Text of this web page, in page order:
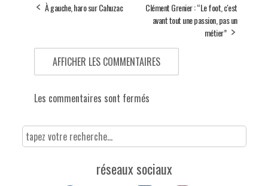
À gauche, haro sur Cahuzac
Clément Grenier : “Le foot, c'est
avant tout une passion, pas un
métier”
AFFICHER LES COMMENTAIRES
Les commentaires sont fermés
réseaux sociaux